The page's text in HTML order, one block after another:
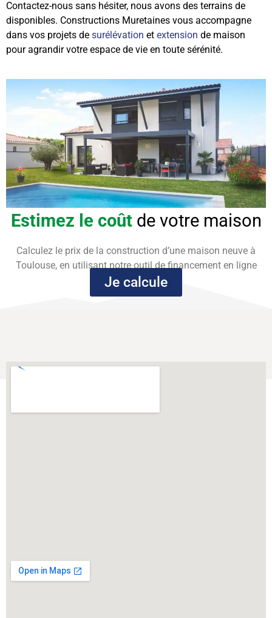
Contactez-nous sans hésiter, nous avons des terrains de
disponibles. Constructions Muretaines vous accompagne
dans vos projets de surélévation et extension de maison
pour agrandir votre espace de vie en toute sérénité.
Estimez le coûtde votre maison
Calculez le prix de la construction d’une maison neuve à
Toulouse, en utilisant notre outil de financement en ligne
Je calcule